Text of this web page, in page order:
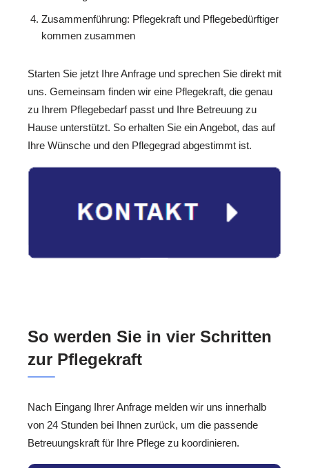
Zusammenführung: Pflegekraft und Pflegebedürftiger
kommen zusammen
Starten Sie jetzt Ihre Anfrage und sprechen Sie direkt mit
uns. Gemeinsam finden wir eine Pflegekraft, die genau
zu Ihrem Pflegebedarf passt und Ihre Betreuung zu
Hause unterstützt. So erhalten Sie ein Angebot, das auf
Ihre Wünsche und den Pflegegrad abgestimmt ist.
So werden Sie in vier Schritten
zur Pflegekraft
Nach Eingang Ihrer Anfrage melden wir uns innerhalb
von 24 Stunden bei Ihnen zurück, um die passende
Betreuungskraft für Ihre Pflege zu koordinieren.